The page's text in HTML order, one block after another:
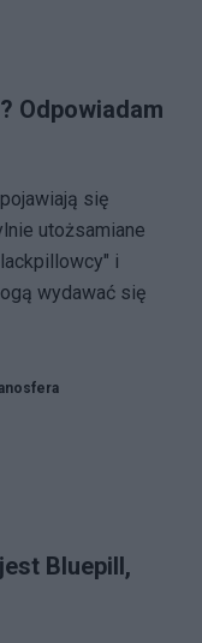
Odpowiadam
się
utożsamiane
i
wydawać się
Bluepill,